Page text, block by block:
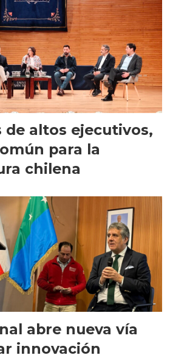
de altos ejecutivos,
para la
chilena
abre nueva vía
innovación